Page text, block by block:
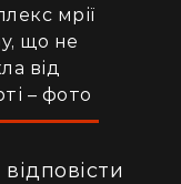
мрії
що не
від
– фото